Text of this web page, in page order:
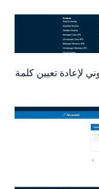
لإعادة تعيين كلمة